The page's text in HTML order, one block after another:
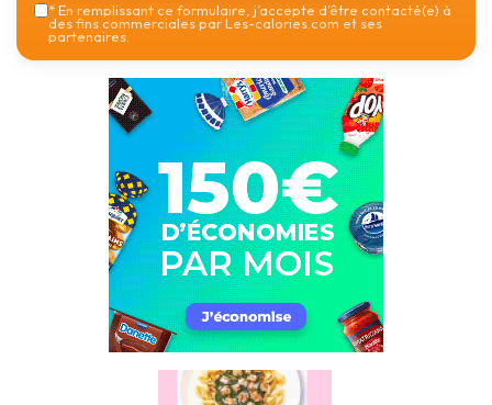
*En remplissant ce formulaire, j’accepte d’être contacté(e) à
des fins commerciales par Les-calories.com et ses
partenaires.